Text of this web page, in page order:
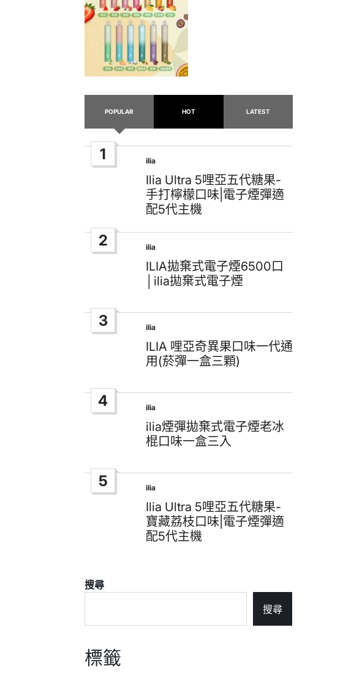
POPULAR HOT LATEST
1
Posted
in
ilia
Ilia Ultra 5哩亞五代糖果-
手打檸檬口味|電子煙彈適
配5代主機
2
Posted
in
ilia
ILIA拋棄式電子煙6500口
│ilia拋棄式電子煙
3
Posted
in
ilia
ILIA 哩亞奇異果口味一代通
用(菸彈一盒三顆)
4
Posted
in
ilia
ilia煙彈拋棄式電子煙老冰
棍口味一盒三入
5
Posted
in
ilia
Ilia Ultra 5哩亞五代糖果-
寶藏荔枝口味|電子煙彈適
配5代主機
搜尋
搜尋
標籤